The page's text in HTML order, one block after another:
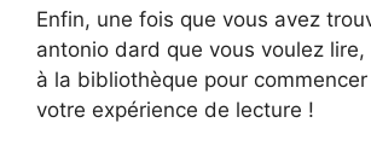
Enfin, une fois que vous avez
antonio dard que vous voulez
à la bibliothèque pour
votre expérience de lecture !